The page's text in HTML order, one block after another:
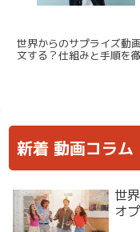
世界からのサプライズ動
文する？仕組みと手順を
新着 動画コラム
世
オ